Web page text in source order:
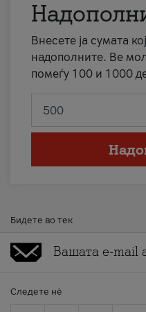
Внесете ја сумата
надополните. Ве
помеѓу 100 и 1000
Бидете во тек
Следете нè